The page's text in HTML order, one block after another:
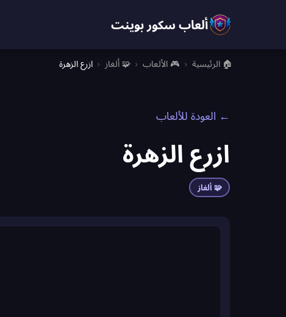
ألعاب سكور بوينت
🏠 الرئيسية › 🎮 الألعاب › 🧩 ألغاز › ازرع الزهرة
← العودة للألعاب
ازرع الزهرة
🧩 ألغاز